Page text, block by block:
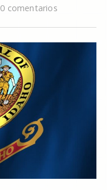
0 comentarios